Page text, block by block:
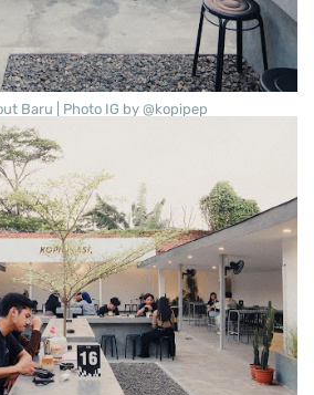
Baru | Photo IG by @kopipep